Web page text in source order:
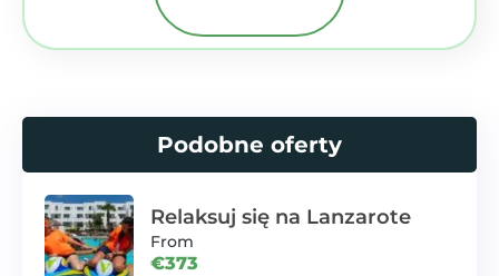
Podobne oferty
Relaksuj się na Lanzarote
From
€373